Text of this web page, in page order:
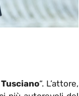
“. L’attore,